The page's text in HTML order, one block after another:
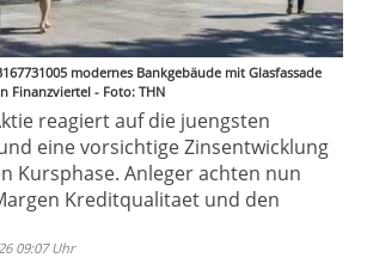
modernes Bankgebäude mit Glasfassade
Finanzviertel - Foto: THN
reagiert auf die juengsten
eine vorsichtige Zinsentwicklung
Kursphase. Anleger achten nun
Kreditqualitaet und den
09:07 Uhr